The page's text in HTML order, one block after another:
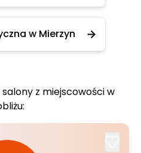
w Mierzyn
z miejscowości w